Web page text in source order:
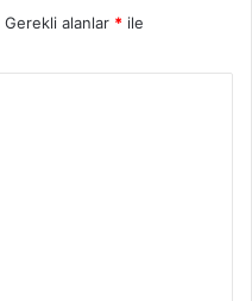
Gerekli alanlar * ile